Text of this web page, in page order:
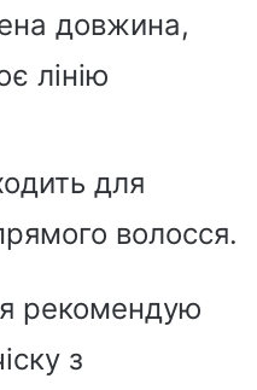
довжина,
лінію
для
волосся.
рекомендую
з